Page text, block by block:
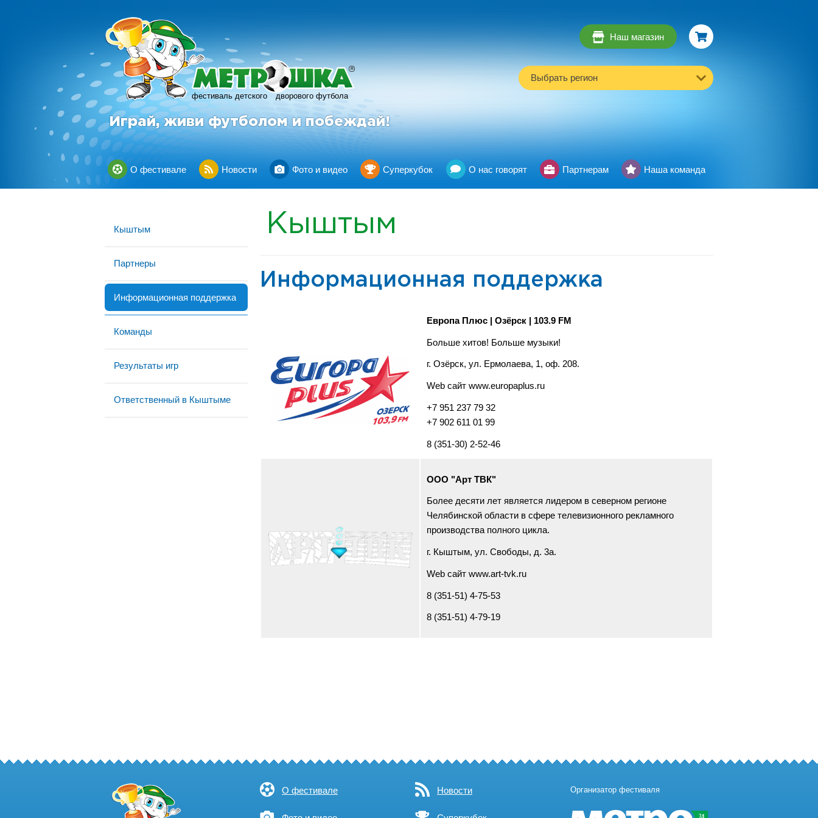
фестиваль детского дворового футбола
R
Играй, живи футболом и побеждай!
Наш магазин
Выбрать регион
О фестивале Новости Фото и видео Суперкубок О нас говорят Партнерам Наша команда
Кыштым
Партнеры
Информационная поддержка
Команды
Результаты игр
Ответственный в Кыштыме
Кыштым
Информационная поддержка
Европа Плюс | Озёрск | 103.9 FM
Больше хитов! Больше музыки!
г. Озёрск, ул. Ермолаева, 1, оф. 208.
Web сайт www.europaplus.ru
+7 951 237 79 32
+7 902 611 01 99
8 (351-30) 2-52-46
ООО "Арт ТВК"
Более десяти лет является лидером в северном регионе
Челябинской области в сфере телевизионного рекламного
производства полного цикла.
г. Кыштым, ул. Свободы, д. 3а.
Web сайт www.art-tvk.ru
8 (351-51) 4-75-53
8 (351-51) 4-79-19
О фестивале Новости Организатор фестиваля